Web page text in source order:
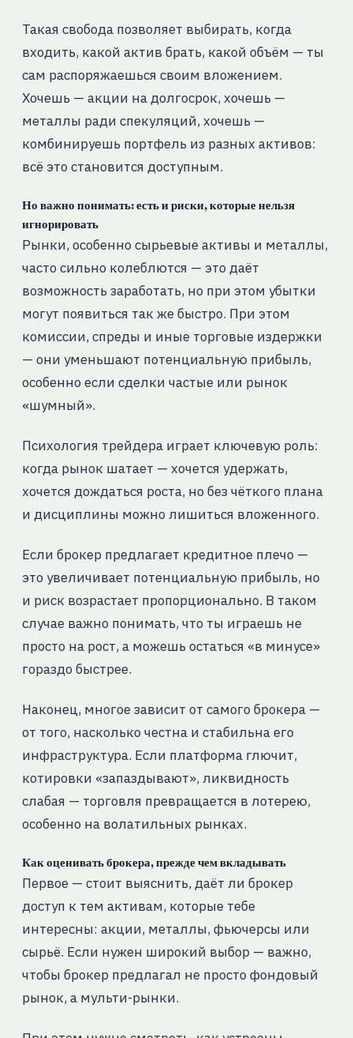
Такая свобода позволяет выбирать, когда
входить, какой актив брать, какой объём — ты
сам распоряжаешься своим вложением.
Хочешь — акции на долгосрок, хочешь —
металлы ради спекуляций, хочешь —
комбинируешь портфель из разных активов:
всё это становится доступным.
Но важно понимать: есть и риски, которые нельзя
игнорировать
Рынки, особенно сырьевые активы и металлы,
часто сильно колеблются — это даёт
возможность заработать, но при этом убытки
могут появиться так же быстро. При этом
комиссии, спреды и иные торговые издержки
— они уменьшают потенциальную прибыль,
особенно если сделки частые или рынок
«шумный».
Психология трейдера играет ключевую роль:
когда рынок шатает — хочется удержать,
хочется дождаться роста, но без чёткого плана
и дисциплины можно лишиться вложенного.
Если брокер предлагает кредитное плечо —
это увеличивает потенциальную прибыль, но
и риск возрастает пропорционально. В таком
случае важно понимать, что ты играешь не
просто на рост, а можешь остаться «в минусе»
гораздо быстрее.
Наконец, многое зависит от самого брокера —
от того, насколько честна и стабильна его
инфраструктура. Если платформа глючит,
котировки «запаздывают», ликвидность
слабая — торговля превращается в лотерею,
особенно на волатильных рынках.
Как оценивать брокера, прежде чем вкладывать
Первое — стоит выяснить, даёт ли брокер
доступ к тем активам, которые тебе
интересны: акции, металлы, фьючерсы или
сырьё. Если нужен широкий выбор — важно,
чтобы брокер предлагал не просто фондовый
рынок, а мульти-рынки.